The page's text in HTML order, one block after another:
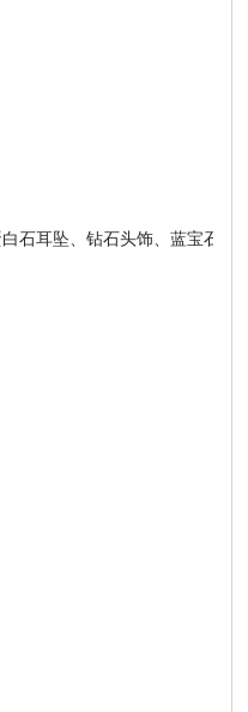
石耳坠、钻石头饰、蓝宝石头